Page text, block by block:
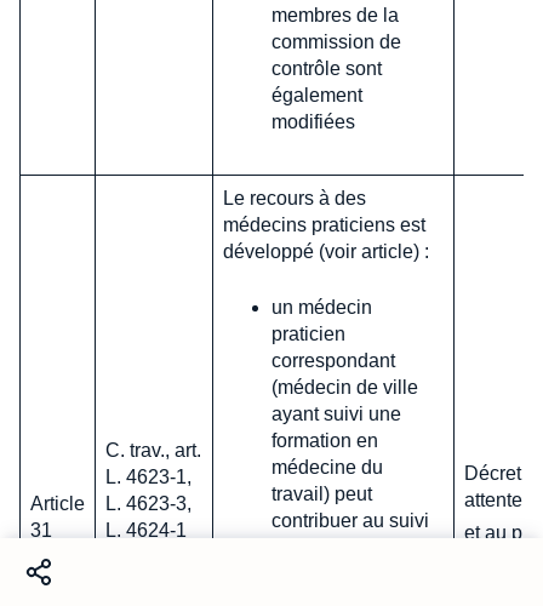
membres de la
commission de
contrôle sont
également
modifiées
Article
31
C. trav., art.
L. 4623-1,
L. 4623-3,
L. 4624-1
Le recours à des
médecins praticiens est
développé (voir article) :
un médecin
praticien
correspondant
(médecin de ville
ayant suivi une
formation en
médecine du
travail) peut
contribuer au suivi
Décret
attente
et au